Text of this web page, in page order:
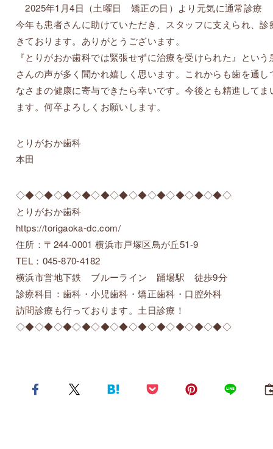
2025年1月4日（土曜日 矯正の日）より元気に通常診療
今年も患者さんに助けていただき、スタッフに支えられ、診
きております。ありがとうございます。
『とりがおか歯科では緊張せずに治療を受けられた』という
さんの声が多く聞かれ嬉しく思います。これからも歯を通し
なさまの健康に寄与できたら幸いです。今後とも精進してま
ます。何卒よろしくお願いします。
とりがおか歯科
本田
◇◆◇◆◇◆◇◆◇◆◇◆◇◆◇◆◇◆◇◆◇◆◇
とりがおか歯科
https://torigaoka-dc.com/
住所：〒244-0001 横浜市戸塚区鳥が丘51-9
TEL：045-870-4182
横浜市営地下鉄 ブルーライン 踊場駅 徒歩9分
診療科目：歯科・小児歯科・矯正歯科・口腔外科
訪問診療も行っております。土日診療！
◇◆◇◆◇◆◇◆◇◆◇◆◇◆◇◆◇◆◇◆◇◆◇